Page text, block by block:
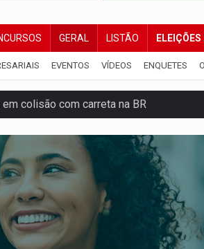
GERAL LISTÃO
EVENTOS VÍDEOS ENQUETES
colisão com carreta na BR
em Porto Velho
e drogas em boca de fumo
ações voltadas a PCD's
exercício antiaéreo
leva cinema amazônico a estudantes